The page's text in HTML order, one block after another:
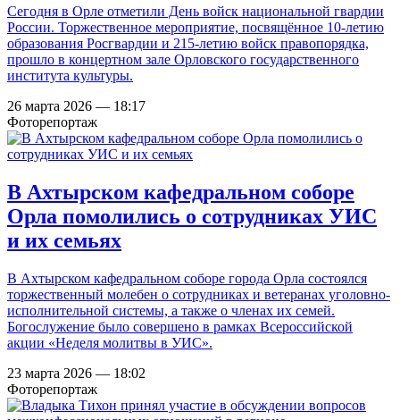
Сегодня в Орле отметили День войск национальной гвардии
России. Торжественное мероприятие, посвящённое 10-летию
образования Росгвардии и 215-летию войск правопорядка,
прошло в концертном зале Орловского государственного
института культуры.
26 марта 2026 — 18:17
Фоторепортаж
В Ахтырском кафедральном соборе
Орла помолились о сотрудниках УИС
и их семьях
В Ахтырском кафедральном соборе города Орла состоялся
торжественный молебен о сотрудниках и ветеранах уголовно-
исполнительной системы, а также о членах их семей.
Богослужение было совершено в рамках Всероссийской
акции «Неделя молитвы в УИС».
23 марта 2026 — 18:02
Фоторепортаж